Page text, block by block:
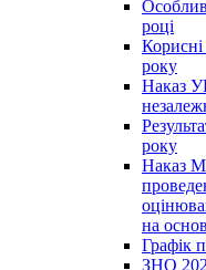
році
року
Наказ
року
Наказ
на
Графік
ЗНО